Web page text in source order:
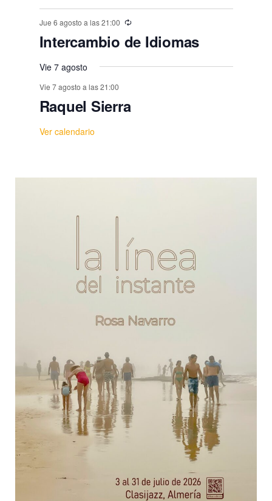
Jue 6 agosto a las 21:00
Intercambio de Idiomas
Vie 7 agosto
Vie 7 agosto a las 21:00
Raquel Sierra
Ver calendario